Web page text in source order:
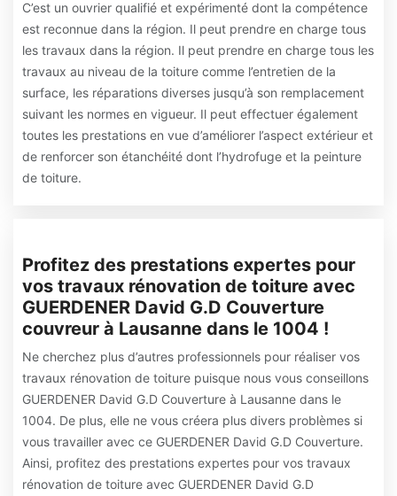
C’est un ouvrier qualifié et expérimenté dont la compétence
est reconnue dans la région. Il peut prendre en charge tous
les travaux dans la région. Il peut prendre en charge tous les
travaux au niveau de la toiture comme l’entretien de la
surface, les réparations diverses jusqu’à son remplacement
suivant les normes en vigueur. Il peut effectuer également
toutes les prestations en vue d’améliorer l’aspect extérieur et
de renforcer son étanchéité dont l’hydrofuge et la peinture
de toiture.
Profitez des prestations expertes pour
vos travaux rénovation de toiture avec
GUERDENER David G.D Couverture
couvreur à Lausanne dans le 1004 !
Ne cherchez plus d’autres professionnels pour réaliser vos
travaux rénovation de toiture puisque nous vous conseillons
GUERDENER David G.D Couverture à Lausanne dans le
1004. De plus, elle ne vous créera plus divers problèmes si
vous travailler avec ce GUERDENER David G.D Couverture.
Ainsi, profitez des prestations expertes pour vos travaux
rénovation de toiture avec GUERDENER David G.D